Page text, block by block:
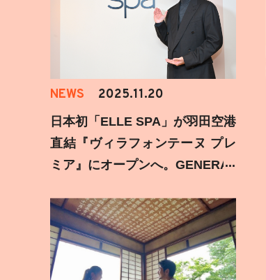
NEWS 2025.11.20
日本初「ELLE SPA」が羽田空港
直結『ヴィラフォンテーヌ プレ
ミア』にオープンへ。GENERAT
子をお届け！